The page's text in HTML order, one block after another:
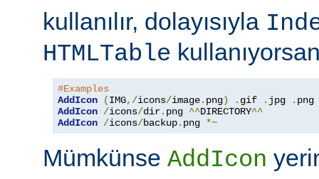
kullanılır, dolayısıyla
HTMLTable
#Examples
AddIcon
(IMG,/icons/image. png) . gif . jpg .
AddIcon /icons/dir. png ^^DIRECTORY^^
AddIcon /icons/backup. png *~
Mümkünse AddIcon